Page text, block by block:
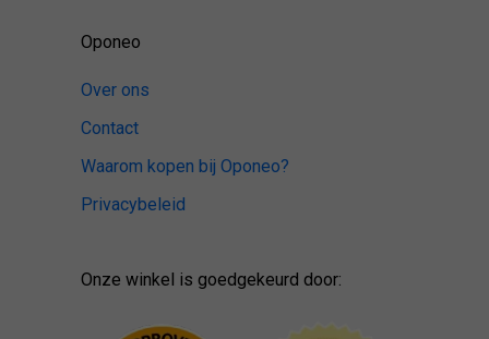
Oponeo
Over ons
Contact
Waarom kopen bij Oponeo?
Privacybeleid
Onze winkel is goedgekeurd door: